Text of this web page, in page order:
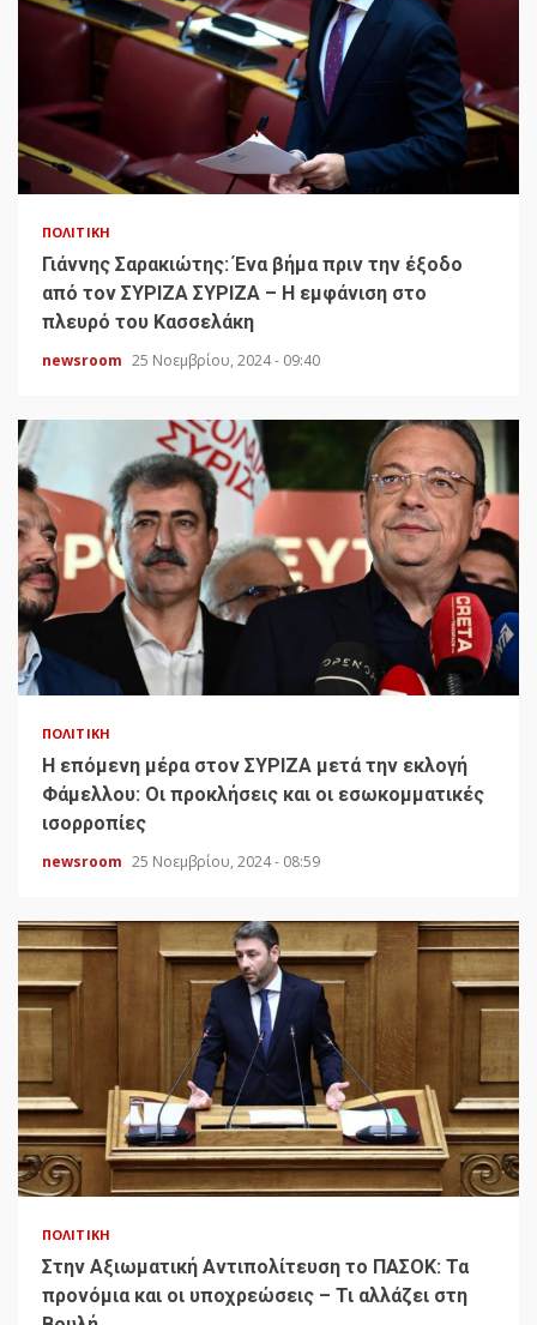
ΠΟΛΙΤΙΚΉ
Γιάννης Σαρακιώτης: Ένα βήμα πριν την έξοδο
από τον ΣΥΡΙΖΑ ΣΥΡΙΖΑ – Η εμφάνιση στο
πλευρό του Κασσελάκη
newsroom 25 Νοεμβρίου, 2024 - 09:40
ΠΟΛΙΤΙΚΉ
H επόμενη μέρα στον ΣΥΡΙΖΑ μετά την εκλογή
Φάμελλου: Οι προκλήσεις και οι εσωκομματικές
ισορροπίες
newsroom 25 Νοεμβρίου, 2024 - 08:59
ΠΟΛΙΤΙΚΉ
Στην Αξιωματική Αντιπολίτευση το ΠΑΣΟΚ: Τα
προνόμια και οι υποχρεώσεις – Τι αλλάζει στη